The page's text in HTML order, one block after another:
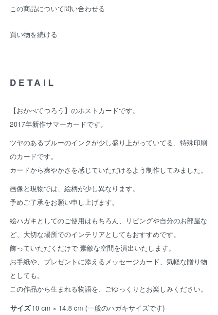
この商品について問い合わせる
買い物を続ける
DETAIL
【おかべてつろう】のポストカードです。
2017年新作サマーカードです。
ツヤのあるブルーのインクが少し盛り上がっていてる、特殊印刷
のカードです。
カードから爽やかさを感じていただけるよう制作してみました。
画像と現物では、絵柄が少し異なります。
予めご了承をお願い申し上げます。
絵ハガキとしてのご使用はもちろん、リビングや自分のお部屋な
ど、大切な場所でのインテリアとしてもおすすめです。
飾っていただくだけで 素敵な空間を演出いたします。
お手紙や、プレゼントに添えるメッセージカード、気軽な贈り物
としても。
この作品から生まれる物語を、ごゆっくりとお楽しみください。
サイズ10 cm × 14.8 cm (一般のハガキサイズです)